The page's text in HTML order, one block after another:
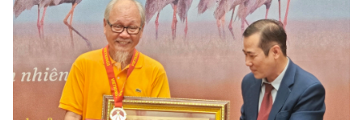
Điện thoại: 024.38254756
MẠNG XÃ HỘI